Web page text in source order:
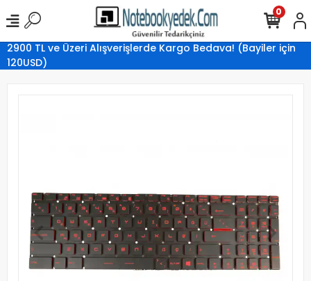
2900 TL ve Üzeri Alışverişlerde Kargo Bedava! (Bayiler için
120USD)
0